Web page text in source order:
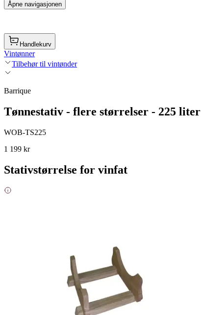
Åpne navigasjonen
Handlekurv
Vintønner
Tilbehør til vintønder
Barrique
Tønnestativ - flere størrelser - 225 liter
WOB-TS225
1 199 kr
Stativstørrelse for vinfat